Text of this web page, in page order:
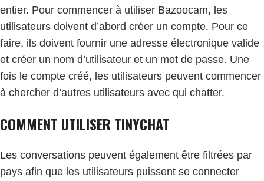
entier. Pour commencer à utiliser Bazoocam, les
utilisateurs doivent d’abord créer un compte. Pour ce
faire, ils doivent fournir une adresse électronique valide
et créer un nom d’utilisateur et un mot de passe. Une
fois le compte créé, les utilisateurs peuvent commencer
à chercher d’autres utilisateurs avec qui chatter.
COMMENT UTILISER TINYCHAT
Les conversations peuvent également être filtrées par
pays afin que les utilisateurs puissent se connecter